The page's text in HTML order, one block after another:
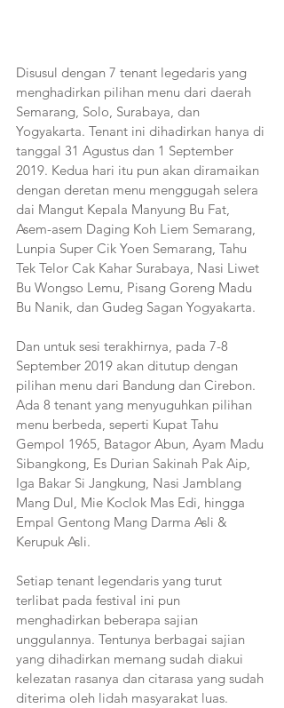
Disusul dengan 7 tenant legedaris yang
menghadirkan pilihan menu dari daerah
Semarang, Solo, Surabaya, dan
Yogyakarta. Tenant ini dihadirkan hanya di
tanggal 31 Agustus dan 1 September
2019. Kedua hari itu pun akan diramaikan
dengan deretan menu menggugah selera
dai Mangut Kepala Manyung Bu Fat,
Asem-asem Daging Koh Liem Semarang,
Lunpia Super Cik Yoen Semarang, Tahu
Tek Telor Cak Kahar Surabaya, Nasi Liwet
Bu Wongso Lemu, Pisang Goreng Madu
Bu Nanik, dan Gudeg Sagan Yogyakarta.
Dan untuk sesi terakhirnya, pada 7-8
September 2019 akan ditutup dengan
pilihan menu dari Bandung dan Cirebon.
Ada 8 tenant yang menyuguhkan pilihan
menu berbeda, seperti Kupat Tahu
Gempol 1965, Batagor Abun, Ayam Madu
Sibangkong, Es Durian Sakinah Pak Aip,
Iga Bakar Si Jangkung, Nasi Jamblang
Mang Dul, Mie Koclok Mas Edi, hingga
Empal Gentong Mang Darma Asli &
Kerupuk Asli.
Setiap tenant legendaris yang turut
terlibat pada festival ini pun
menghadirkan beberapa sajian
unggulannya. Tentunya berbagai sajian
yang dihadirkan memang sudah diakui
kelezatan rasanya dan citarasa yang sudah
diterima oleh lidah masyarakat luas.